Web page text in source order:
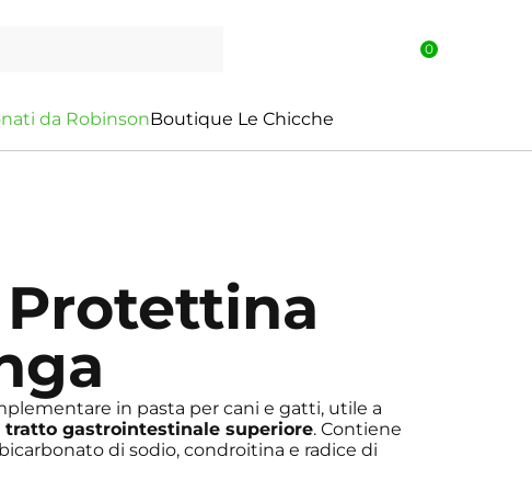
0
nati da RobinsonBoutique Le Chicche
in pasta per cani e gatti, utile a
tratto gastrointestinale superiore. Contiene
di sodio, condroitina e radice di